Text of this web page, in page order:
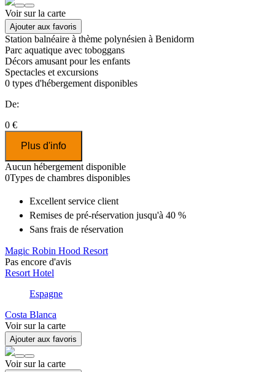
Voir sur la carte
Ajouter aux favoris
Station balnéaire à thème polynésien à Benidorm
Parc aquatique avec toboggans
Décors amusant pour les enfants
Spectacles et excursions
0 types d'hébergement disponibles
De:
0 €
Plus d'info
Aucun hébergement disponible
0Types de chambres disponibles
Excellentservice client
Remises de pré-réservation jusqu'à 40 %
Sans frais de réservation
Magic Robin Hood Resort
Pas encore d'avis
Resort Hotel
Espagne
Costa Blanca
Voir sur la carte
Ajouter aux favoris
Voir sur la carte